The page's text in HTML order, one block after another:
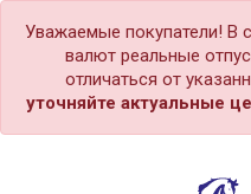
Уважаемые покупатели! В
валют реальные
отличаться от
уточняйте актуальные